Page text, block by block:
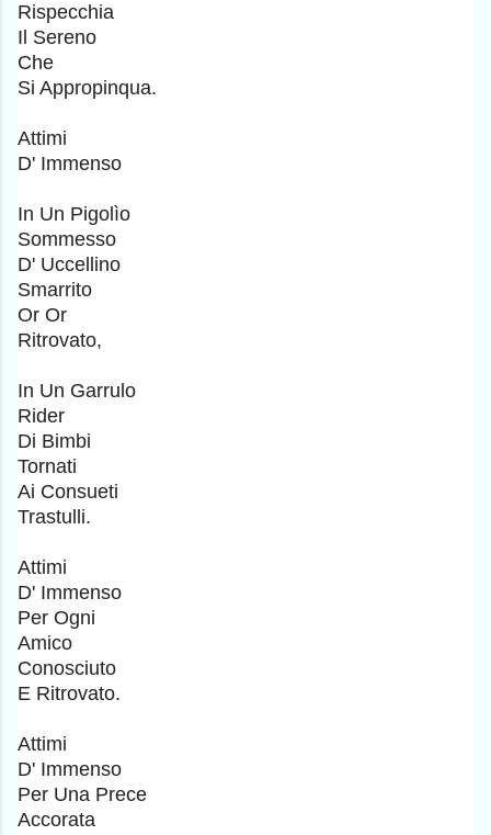
Rispecchia
Il Sereno
Che
Si Appropinqua.
Attimi
D' Immenso
In Un Pigolìo
Sommesso
D' Uccellino
Smarrito
Or Or
Ritrovato,
In Un Garrulo
Rider
Di Bimbi
Tornati
Ai Consueti
Trastulli.
Attimi
D' Immenso
Per Ogni
Amico
Conosciuto
E Ritrovato.
Attimi
D' Immenso
Per Una Prece
Accorata